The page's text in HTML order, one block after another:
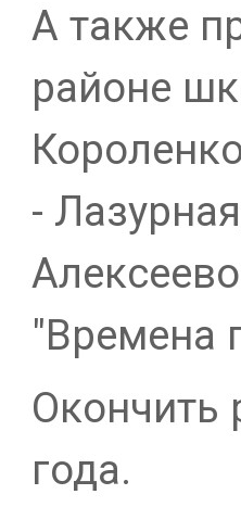
А также
районе
-
"Времена
Окончить
года.